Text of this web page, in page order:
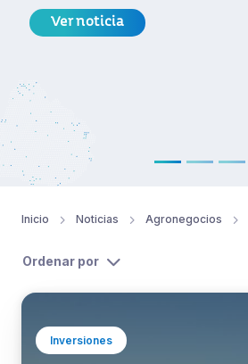
Ver noticia
Inicio Noticias Agronegocios
Ordenar por
Inversiones